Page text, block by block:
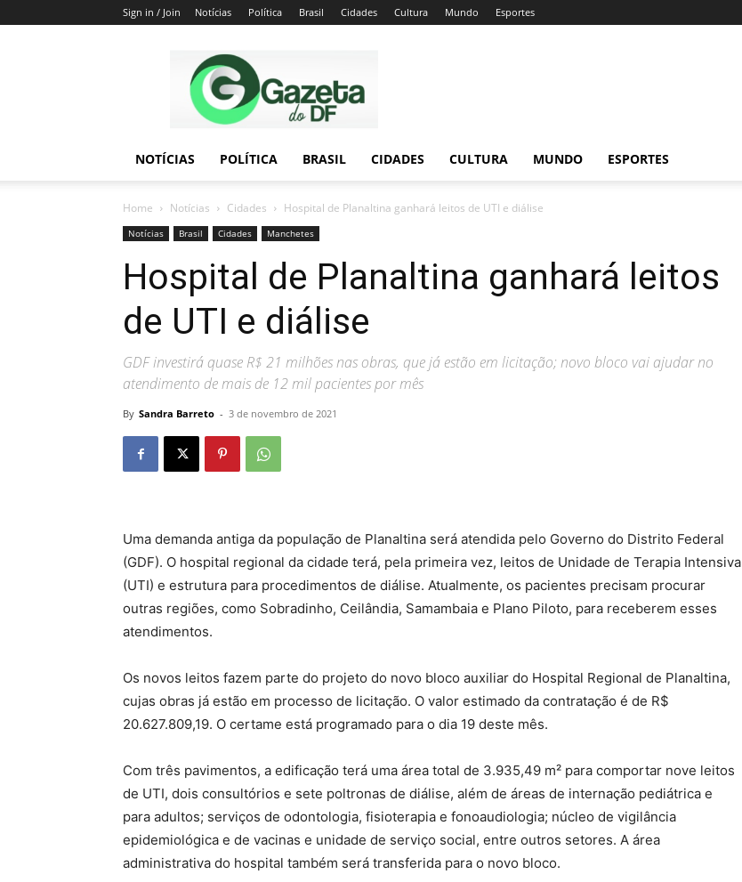
Sign in / Join Notícias Política Brasil Cidades Cultura Mundo Esportes
do
DF
NOTÍCIAS POLÍTICA BRASIL CIDADES CULTURA MUNDO ESPORTES
Home Notícias Cidades Hospital de Planaltina ganhará leitos de UTI e diálise
Notícias Brasil Cidades Manchetes
Hospital de Planaltina ganhará leitos
de UTI e diálise
GDF investirá quase R$ 21 milhões nas obras, que já estão em licitação; novo bloco vai ajudar no
atendimento de mais de 12 mil pacientes por mês
By Sandra Barreto - 3 de novembro de 2021
Uma demanda antiga da população de Planaltina será atendida pelo Governo do Distrito Federal
(GDF). O hospital regional da cidade terá, pela primeira vez, leitos de Unidade de Terapia Intensiva
(UTI) e estrutura para procedimentos de diálise. Atualmente, os pacientes precisam procurar
outras regiões, como Sobradinho, Ceilândia, Samambaia e Plano Piloto, para receberem esses
atendimentos.
Os novos leitos fazem parte do projeto do novo bloco auxiliar do Hospital Regional de Planaltina,
cujas obras já estão em processo de licitação. O valor estimado da contratação é de R$
20.627.809,19. O certame está programado para o dia 19 deste mês.
Com três pavimentos, a edificação terá uma área total de 3.935,49 m² para comportar nove leitos
de UTI, dois consultórios e sete poltronas de diálise, além de áreas de internação pediátrica e
para adultos; serviços de odontologia, fisioterapia e fonoaudiologia; núcleo de vigilância
epidemiológica e de vacinas e unidade de serviço social, entre outros setores. A área
administrativa do hospital também será transferida para o novo bloco.